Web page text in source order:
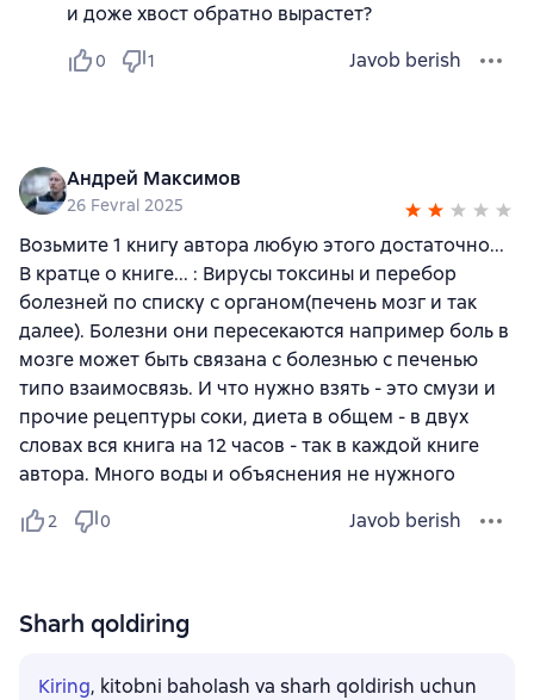
и доже хвост обратно вырастет?
0 1 Javob berish
Андрей Максимов
26 Fevral 2025
Возьмите 1 книгу автора любую этого достаточно...
В кратце о книге... : Вирусы токсины и перебор
болезней по списку с органом(печень мозг и так
далее). Болезни они пересекаются например боль в
мозге может быть связана с болезнью с печенью
типо взаимосвязь. И что нужно взять - это смузи и
прочие рецептуры соки, диета в общем - в двух
словах вся книга на 12 часов - так в каждой книге
автора. Много воды и объяснения не нужного
2 0 Javob berish
Sharh qoldiring
Kiring, kitobni baholash va sharh qoldirish uchun